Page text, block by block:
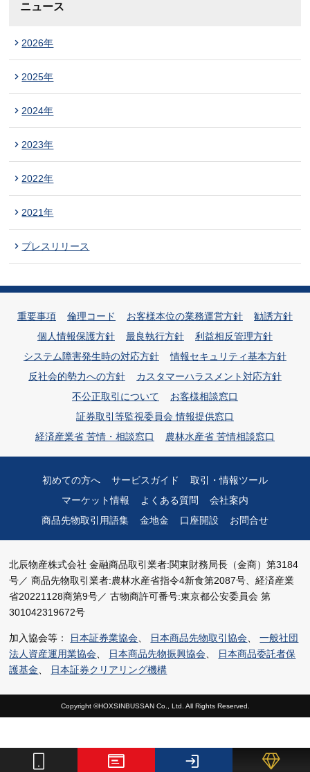
ニュース
2026年
2025年
2024年
2023年
2022年
2021年
プレスリリース
重要事項 倫理コード お客様本位の業務運営方針
勧誘方針
個人情報保護方針
最良執行方針
利益相反管理方針
システム障害発生時の対応方針
情報セキュリティ基本方針
反社会的勢力への方針
カスタマーハラスメント対応方針
不公正取引について
お客様相談窓口
証券取引等監視委員会 情報提供窓口
経済産業省 苦情・相談窓口
農林水産省 苦情相談窓口
初めての方へ サービスガイド
取引・情報ツール
マーケット情報
よくある質問
会社案内
商品先物取引用語集
金地金 口座開設 お問合せ
北辰物産株式会社 金融商品取引業者:関東財務局長（金商）第3184
号／ 商品先物取引業者:農林水産省指令4新食第2087号、経済産業
省20221128商第9号／ 古物商許可番号:東京都公安委員会 第
301042319672号
加入協会等： 日本証券業協会、 日本商品先物取引協会、一般社団
法人資産運用業協会、 日本商品先物振興協会、 日本商品委託者保
護基金、 日本証券クリアリング機構
Copyright ©HOXSINBUSSAN Co., Ltd. All Rights Reserved.